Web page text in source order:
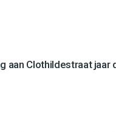
aan Clothildestraat jaar